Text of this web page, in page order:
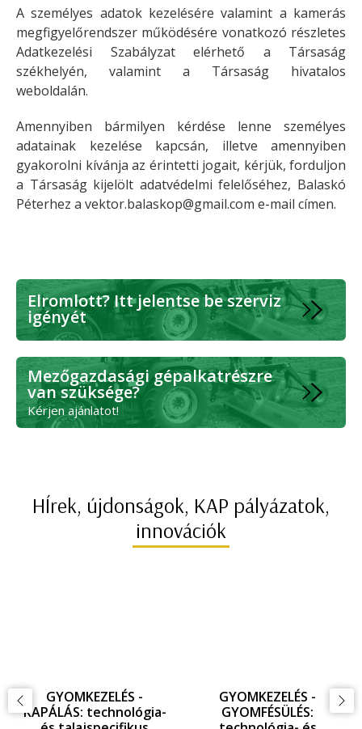
A személyes adatok kezelésére valamint a kamerás
megfigyelőrendszer működésére vonatkozó részletes
Adatkezelési Szabályzat elérhető a Társaság
székhelyén, valamint a Társaság hivatalos
weboldalán.
Amennyiben bármilyen kérdése lenne személyes
adatainak kezelése kapcsán, illetve amennyiben
gyakorolni kívánja az érintetti jogait, kérjük, forduljon
a Társaság kijelölt adatvédelmi felelőséhez, Balaskó
Péterhez a vektor.balaskop@gmail.com e-mail címen.
Elromlott? Itt jelentse be szerviz
igényét
Mezőgazdasági gépalkatrészre
van szüksége?
Kérjen ajánlatot!
HÍrek, újdonságok, KAP pályázatok,
innovációk
GYOMKEZELÉS -
KAPÁLÁS: technológia-
GYOMKEZELÉS -
GYOMFÉSÜLÉS: